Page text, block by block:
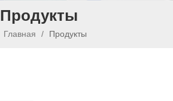
Продукты
Главная / Продукты